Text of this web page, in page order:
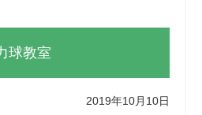
球教室
2019年10月10日